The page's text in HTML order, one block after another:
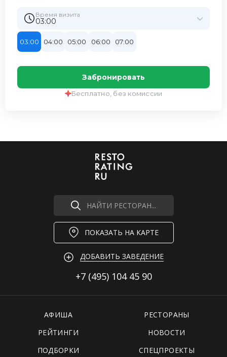
Время визита
03:00
03:00 04:00 05:00 06:00 07:00
Забронировать
Бесплатно, без комиссии
НАЙТИ РЕСТОРАН...
ПОКАЗАТЬ НА КАРТЕ
ДОБАВИТЬ ЗАВЕДЕНИЕ
+7 (495) 104 45 90
АФИША
РЕСТОРАНЫ
РЕЙТИНГИ
НОВОСТИ
ПОДБОРКИ
СПЕЦПРОЕКТЫ